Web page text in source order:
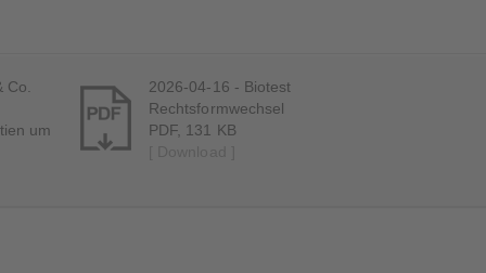
um
2026-04-16 - Biotest
Rechtsformwechsel
PDF, 131 KB